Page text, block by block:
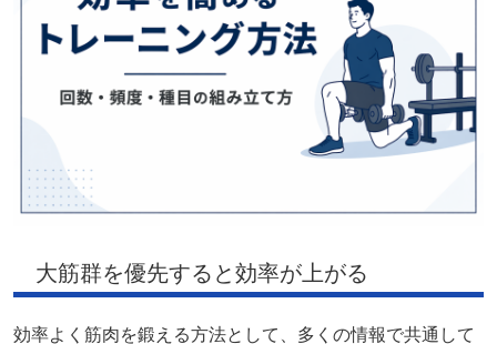
大筋群を優先すると効率が上がる
効率よく筋肉を鍛える方法として、多くの情報で共通して